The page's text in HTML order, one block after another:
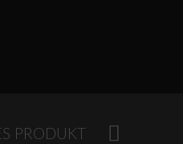
PRODUKT